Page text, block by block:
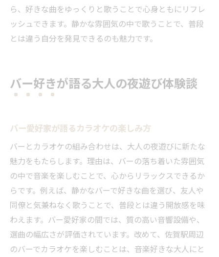
夜遊びの新しい形をバーで体験しよう
ら、好きな曲をゆっくりと歌うことで心身ともにリフレ
ッシュできます。静かな雰囲気の中で歌うことで、普段
とは違う自分を発見できるのも魅力です。
バー好きが語る大人の夜遊び体験談
バー愛好家が語るカラオケの楽しみ方
バーとカラオケの組み合わせは、大人の夜遊びに新たな
魅力をもたらします。理由は、バーの落ち着いた雰囲気
の中で音楽を楽しむことで、心からリラックスできるか
らです。例えば、静かなバーで好きな曲を選び、友人や
同僚と気兼ねなく歌うことで、普段とは違う開放感を味
わえます。バー愛好家の間では、質の高い音響設備や、
選曲の幅広さが評価されています。改めて、佐賀駅周辺
のバーでカラオケを楽しむことは、音楽好きな大人にと